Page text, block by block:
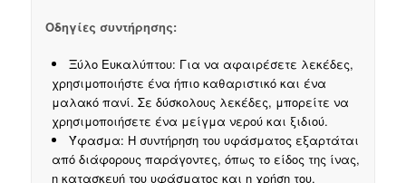
Οδηγίες συντήρησης:
Ξύλο Ευκαλύπτου: Για να αφαιρέσετε λεκέδες,
χρησιμοποιήστε ένα ήπιο καθαριστικό και ένα
μαλακό πανί. Σε δύσκολους λεκέδες, μπορείτε να
χρησιμοποιήσετε ένα μείγμα νερού και ξιδιού.
Ύφασμα: Η συντήρηση του υφάσματος εξαρτάται
από διάφορους παράγοντες, όπως το είδος της ίνας,
η κατασκευή του υφάσματος και η χρήση του.